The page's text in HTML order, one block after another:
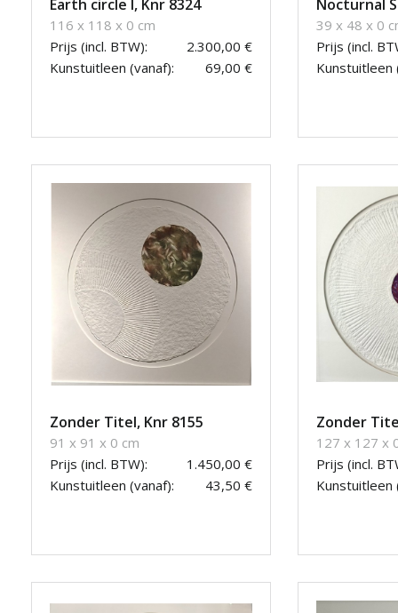
Earth circle I, Knr 8324
116 x 118 x 0 cm
Prijs (incl. BTW):
2.300,00 €
Kunstuitleen (vanaf):
69,00 €
Nocturnal
39 x 48 x 0
Prijs (incl.
Kunstuitleen
Zonder Titel, Knr 8155
91 x 91 x 0 cm
Prijs (incl. BTW):
1.450,00 €
Kunstuitleen (vanaf):
43,50 €
Zonder
127 x 127 x
Prijs (incl.
Kunstuitleen